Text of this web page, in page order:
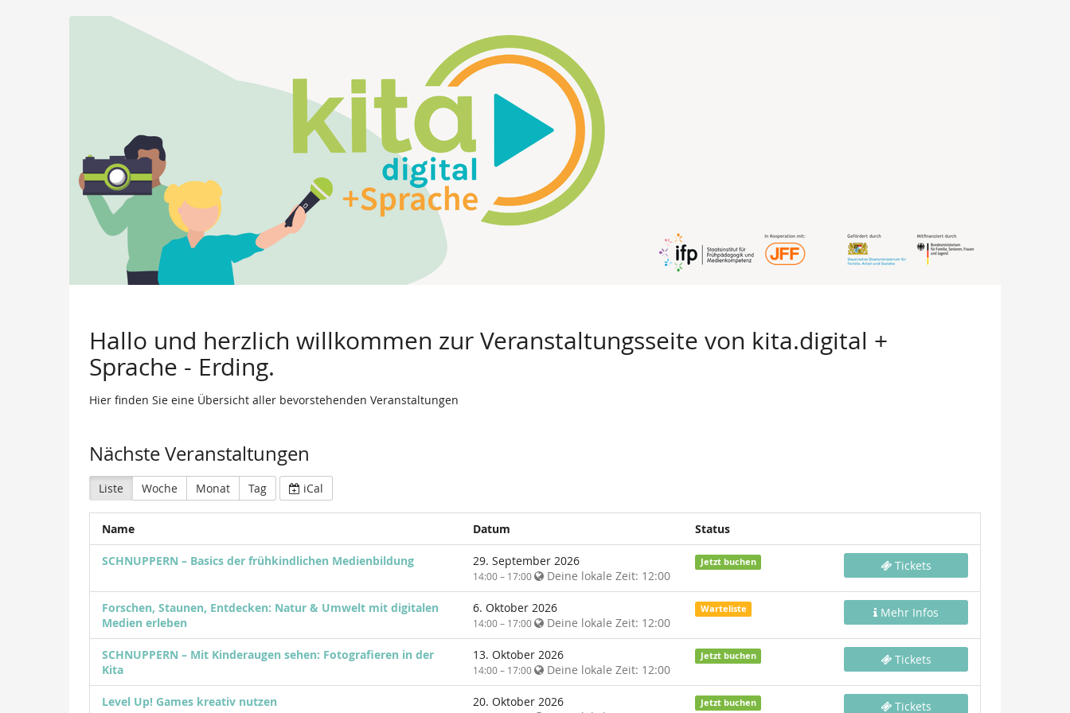
Hallo und herzlich willkommen zur Veranstaltungsseite von kita.digital +
Sprache - Erding.
Hier finden Sie eine Übersicht aller bevorstehenden Veranstaltungen
Nächste Veranstaltungen
Liste Woche Monat Tag iCal
Name Datum Status
SCHNUPPERN – Basics der frühkindlichen Medienbildung 29. September 2026
14:00 – 17:00 Deine lokale Zeit: 12:00
Jetzt buchen Tickets
Forschen, Staunen, Entdecken: Natur & Umwelt mit digitalen
Medien erleben
6. Oktober 2026
14:00 – 17:00 Deine lokale Zeit: 12:00
Warteliste Mehr Infos
SCHNUPPERN – Mit Kinderaugen sehen: Fotografieren in der
Kita
13. Oktober 2026
14:00 – 17:00 Deine lokale Zeit: 12:00
Jetzt buchen Tickets
Level Up! Games kreativ nutzen 20. Oktober 2026 Jetzt buchen Tickets